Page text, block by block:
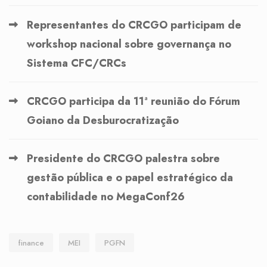
Representantes do CRCGO participam de
workshop nacional sobre governança no
Sistema CFC/CRCs
CRCGO participa da 11ª reunião do Fórum
Goiano da Desburocratização
Presidente do CRCGO palestra sobre
gestão pública e o papel estratégico da
contabilidade no MegaConf26
finance MEI PGFN